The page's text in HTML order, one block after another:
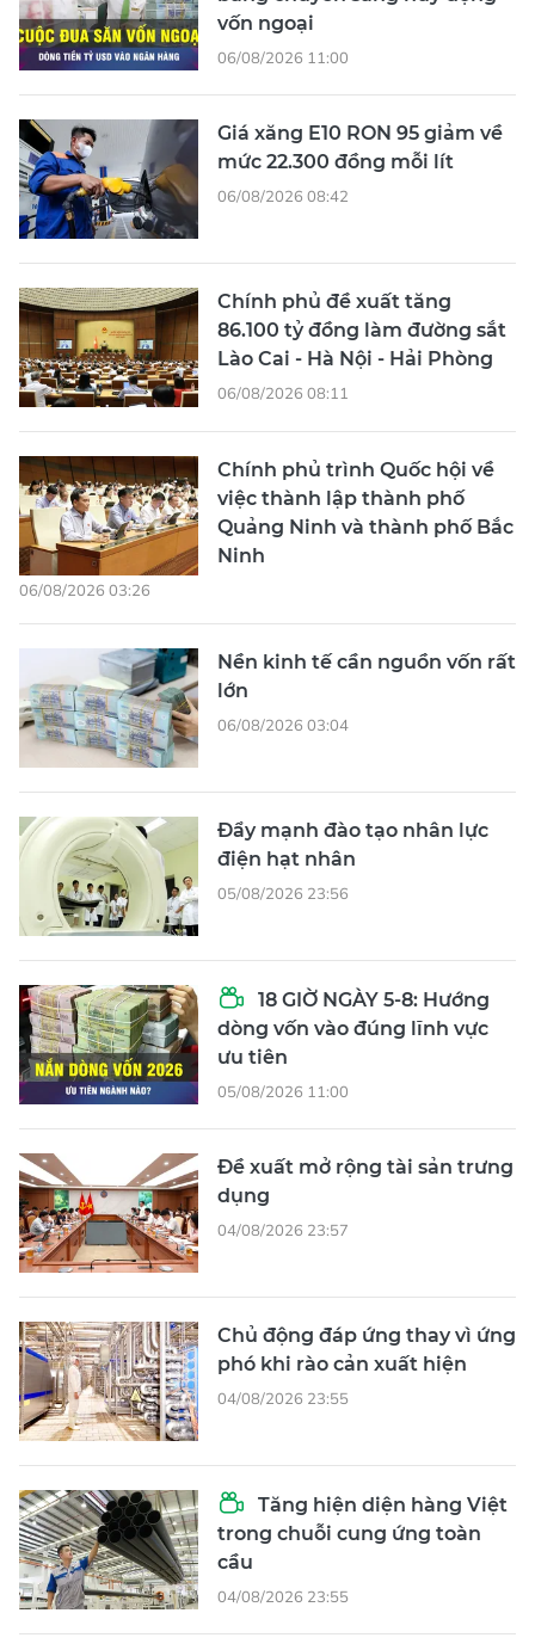
vốn ngoại
06/08/2026 11:00
Giá xăng E10 RON 95 giảm về
mức 22.300 đồng mỗi lít
06/08/2026 08:42
Chính phủ đề xuất tăng
86.100 tỷ đồng làm đường sắt
Lào Cai - Hà Nội - Hải Phòng
06/08/2026 08:11
Chính phủ trình Quốc hội về
việc thành lập thành phố
Quảng Ninh và thành phố Bắc
Ninh
06/08/2026 03:26
Nền kinh tế cần nguồn vốn rất
lớn
06/08/2026 03:04
Đẩy mạnh đào tạo nhân lực
điện hạt nhân
05/08/2026 23:56
18 GIỜ NGÀY 5-8: Hướng
dòng vốn vào đúng lĩnh vực
ưu tiên
05/08/2026 11:00
Đề xuất mở rộng tài sản trưng
dụng
04/08/2026 23:57
Chủ động đáp ứng thay vì ứng
phó khi rào cản xuất hiện
04/08/2026 23:55
Tăng hiện diện hàng Việt
trong chuỗi cung ứng toàn
cầu
04/08/2026 23:55